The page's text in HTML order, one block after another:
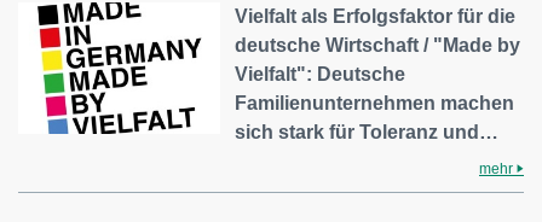
Vielfalt als Erfolgsfaktor für die
deutsche Wirtschaft / "Made by
Vielfalt": Deutsche
Familienunternehmen machen
sich stark für Toleranz und…
mehr